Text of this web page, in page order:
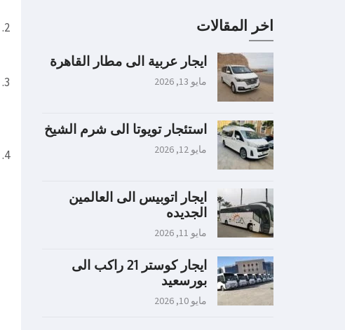
اخر المقالات
ايجار عربية الى مطار القاهرة
مايو 13, 2026
استئجار تويوتا الى شرم الشيخ
مايو 12, 2026
ايجار اتوبيس الى العالمين
الجديده
مايو 11, 2026
ايجار كوستر 21 راكب الى
بورسعيد
مايو 10, 2026